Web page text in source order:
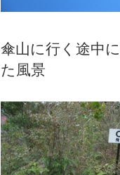
傘山に行く
た風景